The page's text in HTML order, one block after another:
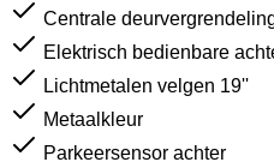
Centrale
Elektrisch bedienbare
Lichtmetalen velgen 19''
Metaalkleur
Parkeersensor achter